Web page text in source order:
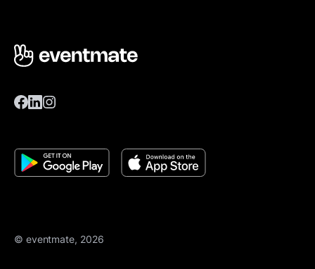
© eventmate, 2026